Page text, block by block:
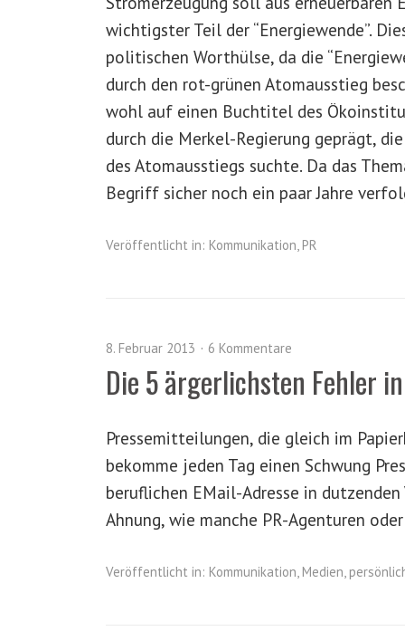
wichtigster Teil der “Energiewende”.
politischen Worthülse, da die
durch den rot-grünen Atomausstieg
wohl auf einen Buchtitel des
durch die Merkel-Regierung geprägt,
des Atomausstiegs suchte. Da das
Begriff sicher noch ein paar Jahre
Veröffentlicht in: Kommunikation, PR
8. Februar 2013 6 Kommentare
Die 5 ärgerlichsten Fehler
Pressemitteilungen, die gleich im
bekomme jeden Tag einen Schwung
beruflichen EMail-Adresse in
Ahnung, wie manche PR-Agenturen
Veröffentlicht in: Kommunikation, Medien,